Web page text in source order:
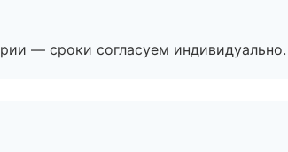
— сроки согласуем индивидуально.